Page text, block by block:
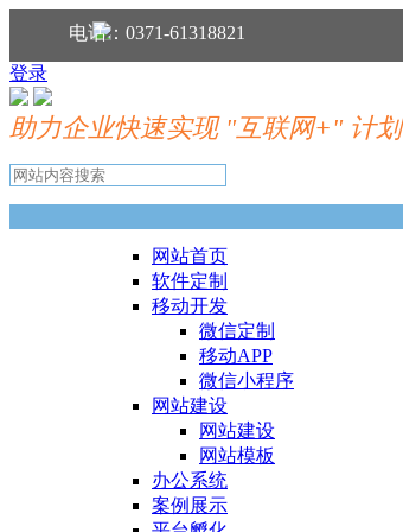
分享到：电话：0371-61318821
登录
助力企业快速实现 "互联网+" 计划
网站首页
软件定制
移动开发
微信定制
移动APP
微信小程序
网站建设
网站建设
网站模板
办公系统
案例展示